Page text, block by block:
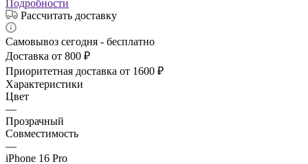
Подробности
Рассчитать доставку
Самовывоз сегодня - бесплатно
Доставка от 800 ₽
Приоритетная доставка от 1600 ₽
Характеристики
Цвет
—
Прозрачный
Совместимость
—
iPhone 16 Pro